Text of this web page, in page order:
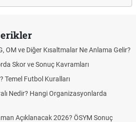
OM ve Diğer Kısaltmalar Ne Anlama Gelir?
Skor ve Sonuç Kavramları
Temel Futbol Kuralları
Nedir? Hangi Organizasyonlarda
Açıklanacak 2026? ÖSYM Sonuç